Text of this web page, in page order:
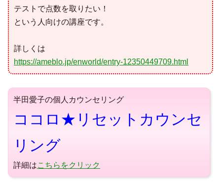
テストで点数を取りたい！
という人向けの講座です。
詳しくは
https://ameblo.jp/enworld/entry-12350449709.html
半田愛子の個人カウンセリング
ココロ★リセットカウンセ
リング
詳細はこちらをクリック